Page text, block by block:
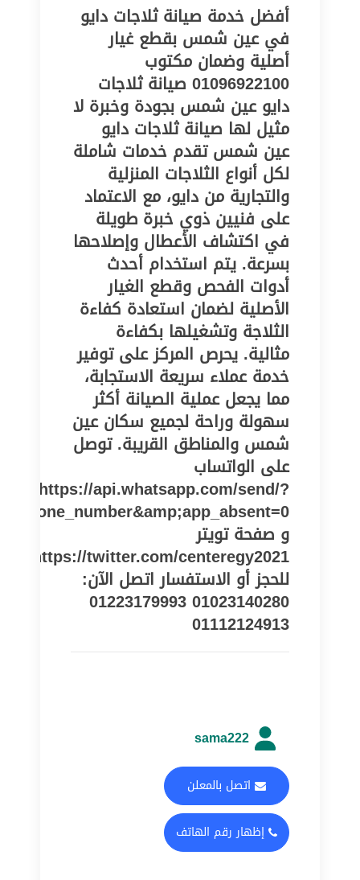
أفضل خدمة صيانة ثلاجات دايو
في عين شمس بقطع غيار
أصلية وضمان مكتوب
01096922100 صيانة ثلاجات
دايو عين شمس بجودة وخبرة لا
مثيل لها صيانة ثلاجات دايو
عين شمس تقدم خدمات شاملة
لكل أنواع الثلاجات المنزلية
والتجارية من دايو، مع الاعتماد
على فنيين ذوي خبرة طويلة
في اكتشاف الأعطال وإصلاحها
بسرعة. يتم استخدام أحدث
أدوات الفحص وقطع الغيار
الأصلية لضمان استعادة كفاءة
الثلاجة وتشغيلها بكفاءة
مثالية. يحرص المركز على توفير
خدمة عملاء سريعة الاستجابة،
مما يجعل عملية الصيانة أكثر
سهولة وراحة لجميع سكان عين
شمس والمناطق القريبة. توصل
على الواتساب
https://api.whatsapp.com/send/?
و صفحة تويتر
https://twitter.com/centeregy2021
للحجز أو الاستفسار اتصل الآن:
01023140280 01223179993
01112124913
sama222
اتصل بالمعلن
إظهار رقم الهاتف